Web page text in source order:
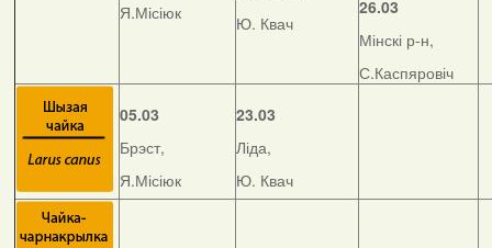
Я.Місіюк
Ю. Квач
26.03
Мінскі р-н,
С.Каспяровіч
05.03
Брэст,
Я.Місіюк
23.03
Ліда,
Ю. Квач